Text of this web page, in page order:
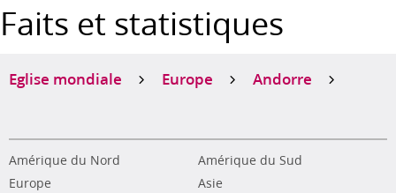
Faits et statistiques
Eglise mondiale Europe Andorre
Amérique du Nord
Amérique du Sud
Europe
Asie